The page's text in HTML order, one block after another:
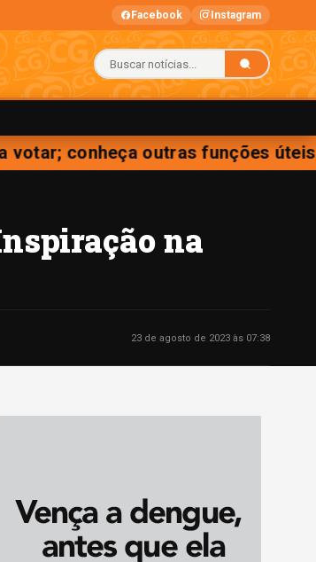
Facebook Instagram
conheça outras funções úteis
na
23 de agosto de 2023 às 07:38